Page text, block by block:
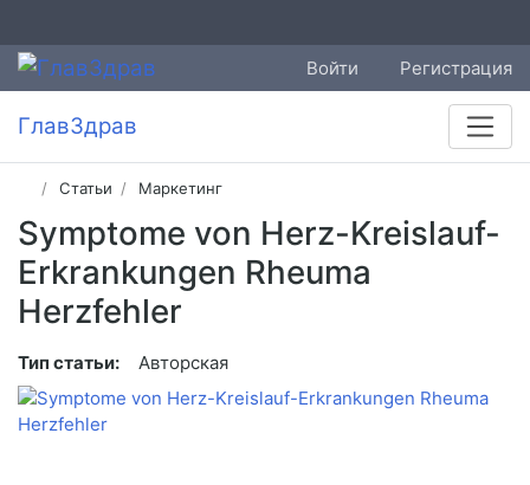
Войти Регистрация
ГлавЗдрав
Статьи Маркетинг
Symptome von Herz-Kreislauf-
Erkrankungen Rheuma
Herzfehler
Тип статьи: Авторская